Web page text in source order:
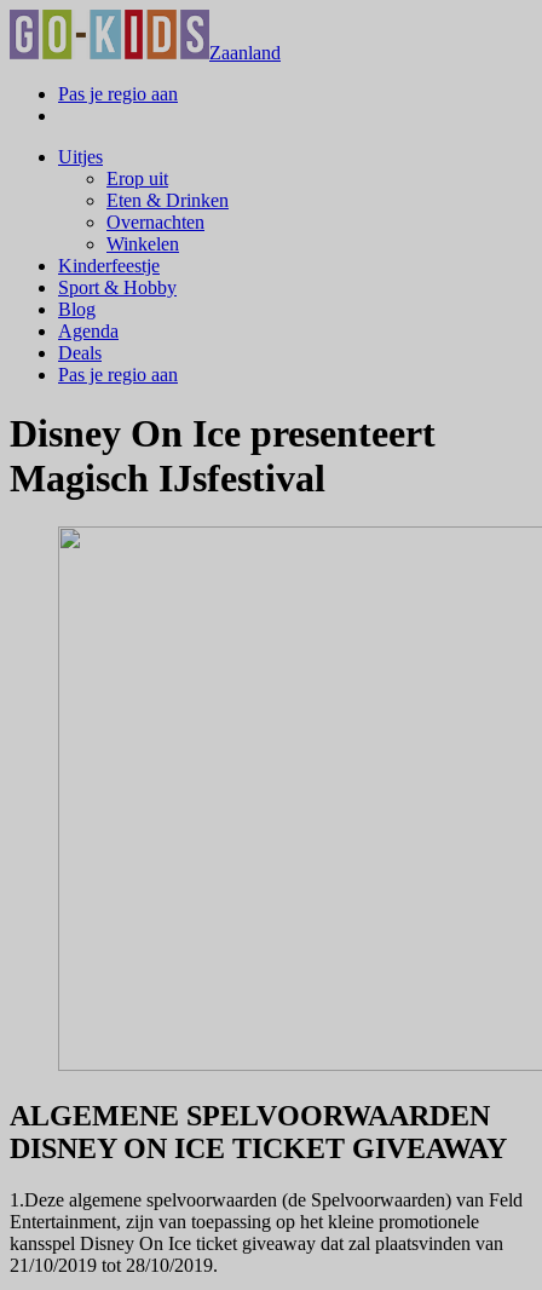
Zaanland
Pas je regio aan
Uitjes
Erop uit
Eten & Drinken
Overnachten
Winkelen
Kinderfeestje
Sport & Hobby
Blog
Agenda
Deals
Pas je regio aan
Disney On Ice presenteert
Magisch IJsfestival
ALGEMENE SPELVOORWAARDEN
DISNEY ON ICE TICKET GIVEAWAY
1.Deze algemene spelvoorwaarden (de Spelvoorwaarden) van Feld
Entertainment, zijn van toepassing op het kleine promotionele
kansspel Disney On Ice ticket giveaway dat zal plaatsvinden van
21/10/2019 tot 28/10/2019.